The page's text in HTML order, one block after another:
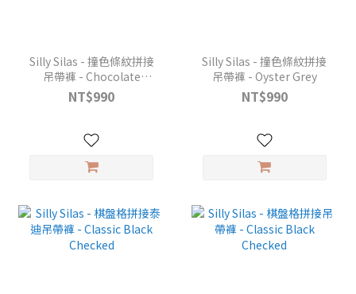
Silly Silas - 撞色條紋拼接
吊帶褲 - Chocolate
Brown
NT$990
Silly Silas - 撞色條紋拼接
吊帶褲 - Oyster Grey
NT$990